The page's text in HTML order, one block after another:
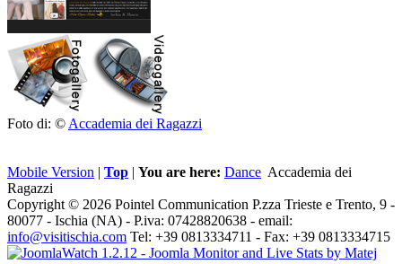
Foto di: © Accademia dei Ragazzi
Mobile Version | Top | You are here: Dance Accademia dei
Ragazzi
Copyright © 2026 Pointel Communication P.zza Trieste e Trento, 9 -
80077 - Ischia (NA) - P.iva: 07428820638 - email:
info@visitischia.com Tel: +39 0813334711 - Fax: +39 0813334715